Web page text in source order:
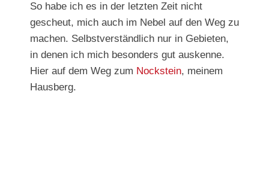
So habe ich es in der letzten Zeit nicht
gescheut, mich auch im Nebel auf den Weg zu
machen. Selbstverständlich nur in Gebieten,
in denen ich mich besonders gut auskenne.
Hier auf dem Weg zum Nockstein, meinem
Hausberg.